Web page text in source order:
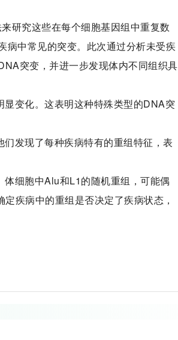
研究这些在每个细胞基因组中重复数
病中常见的突变。此次通过分析未受疾
突变，并进一步发现体内不同组织具
变化。这表明这种特殊类型的DNA突
发现了每种疾病特有的重组特征，表
细胞中Alu和L1的随机重组，可能偶
疾病中的重组是否决定了疾病状态，